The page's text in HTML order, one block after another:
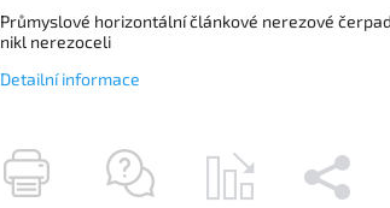
Průmyslové horizontální článkové nerezové
nikl nerezoceli
Detailní informace